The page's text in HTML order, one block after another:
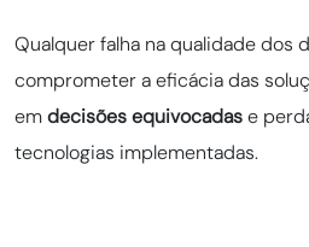
Qualquer falha na qualidade dos
comprometer a eficácia das
emdecisões equivocadase
tecnologias implementadas.